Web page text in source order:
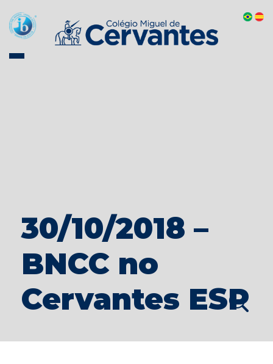
30/10/2018 –
BNCC no
Cervantes ESP